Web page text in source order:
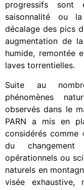
progressifs sont
saisonnalité ou
décalage des pics
augmentation de
humide, remontée
laves torrentielles.
Suite au
phénomènes
observés dans le
PARN a mis en
considérés comme
du
opérationnels ou
naturels en
visée exhaustive,